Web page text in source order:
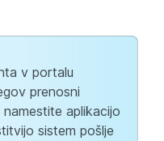
v portalu
prenosni
aplikacijo
sistem pošlje